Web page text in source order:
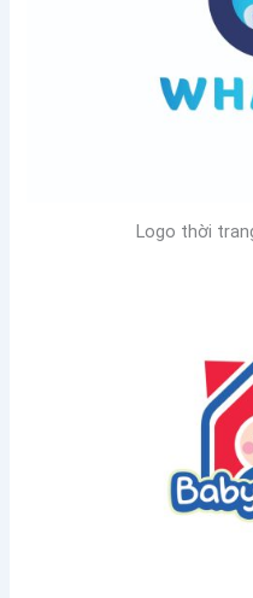
Logo thời